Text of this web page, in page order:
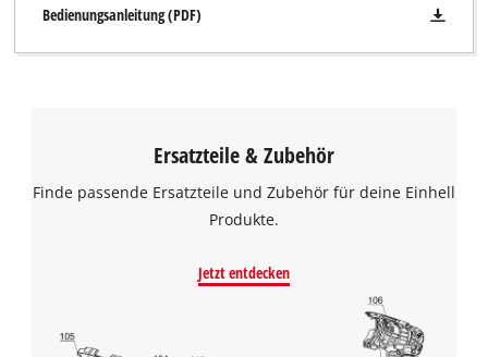
Wir benötigen deine Zustimmung, um
Google Maps laden zu können!
Bedienungsanleitung (PDF)
Ersatzteile & Zubehör
Finde passende Ersatzteile und Zubehör für deine Einhell
Produkte.
Jetzt entdecken